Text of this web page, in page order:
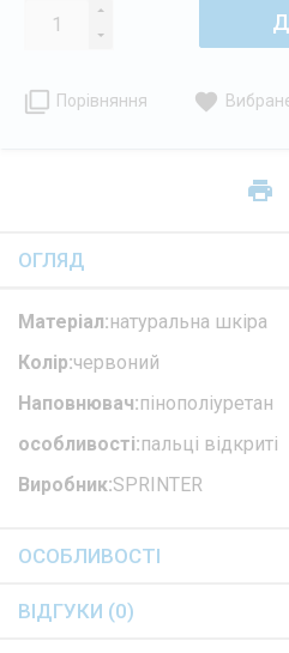
Порівняння
ОГЛЯД
Матеріал:натуральна шкіра
Колір:червоний
Наповнювач:пінополіуретан
особливості:пальці відкриті
Виробник:SPRINTER
ОСОБЛИВОСТІ
ВІДГУКИ (0)